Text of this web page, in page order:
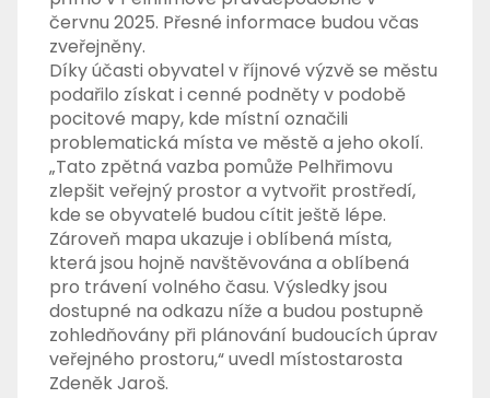
červnu 2025. Přesné informace budou včas
zveřejněny.
Díky účasti obyvatel v říjnové výzvě se městu
podařilo získat i cenné podněty v podobě
pocitové mapy, kde místní označili
problematická místa ve městě a jeho okolí.
„Tato zpětná vazba pomůže Pelhřimovu
zlepšit veřejný prostor a vytvořit prostředí,
kde se obyvatelé budou cítit ještě lépe.
Zároveň mapa ukazuje i oblíbená místa,
která jsou hojně navštěvována a oblíbená
pro trávení volného času. Výsledky jsou
dostupné na odkazu níže a budou postupně
zohledňovány při plánování budoucích úprav
veřejného prostoru,“ uvedl místostarosta
Zdeněk Jaroš.